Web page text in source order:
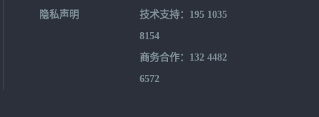
隐私声明
技术支持：195 1035
8154
商务合作：132 4482
6572